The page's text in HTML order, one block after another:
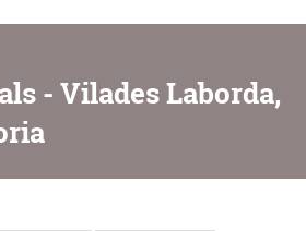
- Vilades Laborda,